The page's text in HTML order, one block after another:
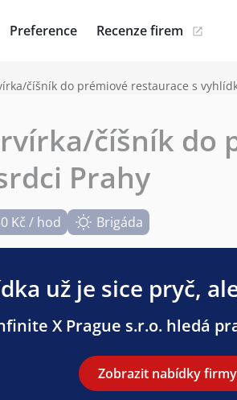
Preference Recenze firem
číšník do prémiové restaurace s
číšník do
Prahy
Kč / hod Brigáda
už je sice pryč,
X Prague s.r.o. hledá
Zobrazit nabídky firmy